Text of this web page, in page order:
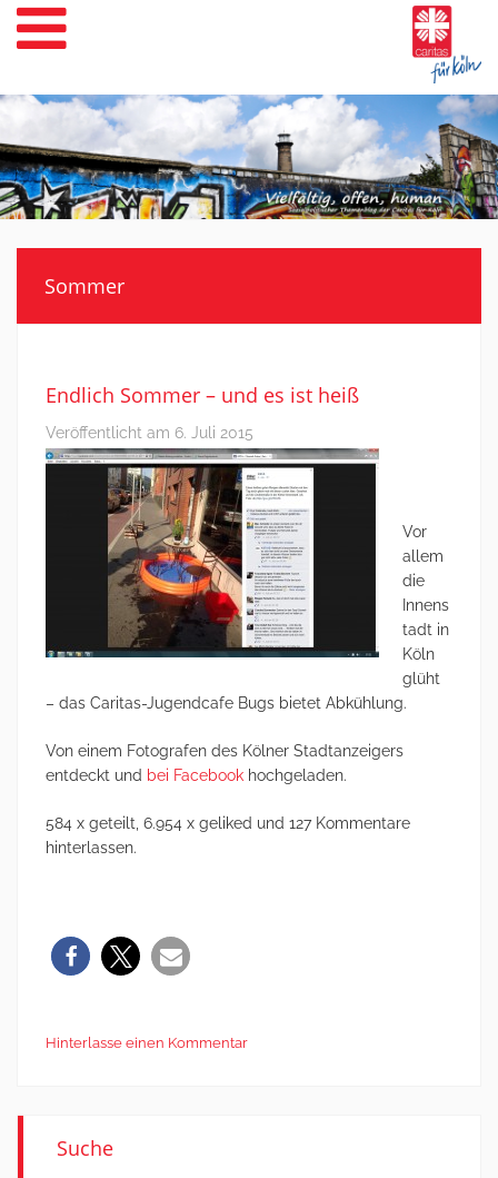
Weiter
zum
Inhalt
Sommer
Endlich Sommer – und es ist heiß
Veröffentlicht am 6. Juli 2015
Vor
allem
die
Innens
tadt in
Köln
glüht
– das Caritas-Jugendcafe Bugs bietet Abkühlung.
Von einem Fotografen des Kölner Stadtanzeigers
entdeckt und bei Facebook hochgeladen.
584 x geteilt, 6.954 x geliked und 127 Kommentare
hinterlassen.
Hinterlasse einen Kommentar
Suche